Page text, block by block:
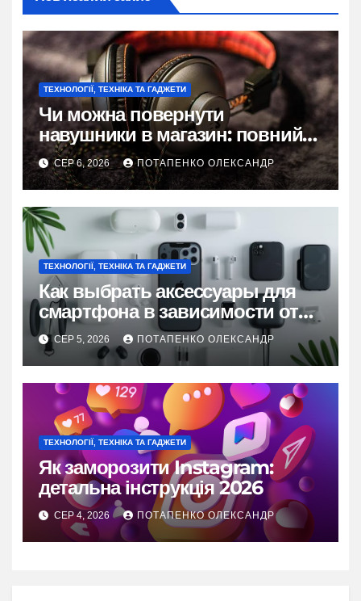
ТЕХНОЛОГІЇ, ТЕХНІКА ТА ГАДЖЕТИ
Чи можна повернути
навушники в магазин: повний
гід по правах покупця
СЕР 6, 2026 ПОТАПЕНКО ОЛЕКСАНДР
ТЕХНОЛОГІЇ, ТЕХНІКА ТА ГАДЖЕТИ
Как выбрать аксессуары для
смартфона в зависимости от
образа жизни
СЕР 5, 2026 ПОТАПЕНКО ОЛЕКСАНДР
ТЕХНОЛОГІЇ, ТЕХНІКА ТА ГАДЖЕТИ
Як заморозити Instagram:
детальна інструкція 2026
СЕР 4, 2026 ПОТАПЕНКО ОЛЕКСАНДР